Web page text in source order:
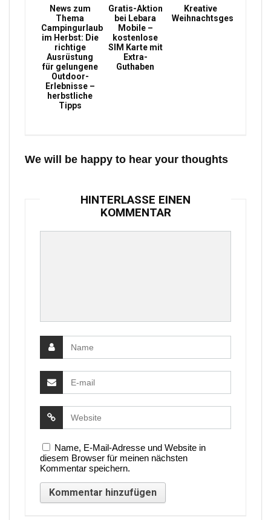
News zum
Thema
Campingurlaub
im Herbst: Die
richtige
Ausrüstung
für gelungene
Outdoor-
Erlebnisse –
herbstliche
Tipps
Gratis-Aktion
bei Lebara
Mobile –
kostenlose
SIM Karte mit
Extra-
Guthaben
Kreative
Weihnachtsgeschenke
We will be happy to hear your thoughts
HINTERLASSE EINEN
KOMMENTAR
Name, E-Mail-Adresse und Website in
diesem Browser für meinen nächsten
Kommentar speichern.